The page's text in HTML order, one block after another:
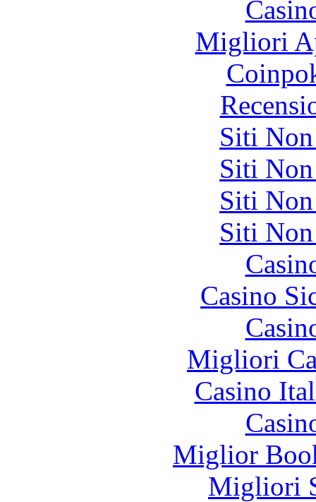
Migliori
Siti
Siti
Siti
Siti
Casino
Migliori
Casino
Miglior
Migliori